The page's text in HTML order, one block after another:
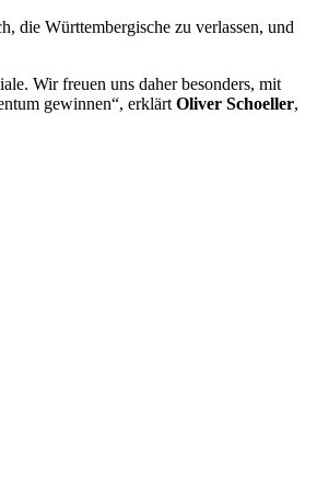
die Württembergische zu verlassen, und
Wir freuen uns daher besonders, mit
gewinnen“, erklärt Oliver Schoeller,